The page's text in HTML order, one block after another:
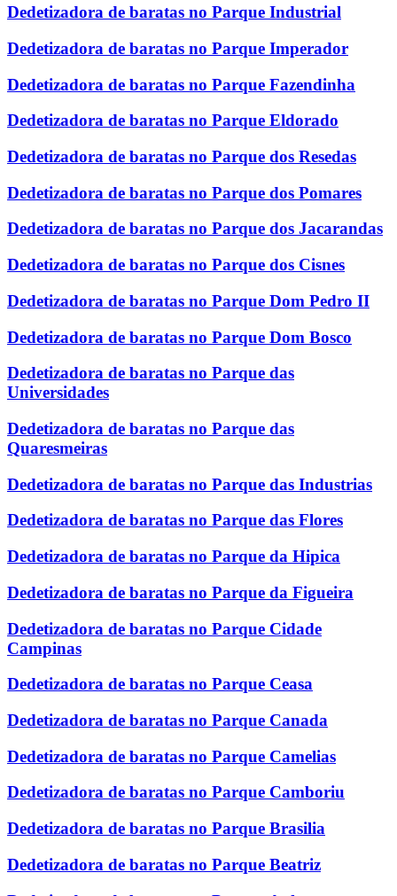
Dedetizadora de baratas no Parque Industrial
Dedetizadora de baratas no Parque Imperador
Dedetizadora de baratas no Parque Fazendinha
Dedetizadora de baratas no Parque Eldorado
Dedetizadora de baratas no Parque dos Resedas
Dedetizadora de baratas no Parque dos Pomares
Dedetizadora de baratas no Parque dos Jacarandas
Dedetizadora de baratas no Parque dos Cisnes
Dedetizadora de baratas no Parque Dom Pedro II
Dedetizadora de baratas no Parque Dom Bosco
Dedetizadora de baratas no Parque das
Universidades
Dedetizadora de baratas no Parque das
Quaresmeiras
Dedetizadora de baratas no Parque das Industrias
Dedetizadora de baratas no Parque das Flores
Dedetizadora de baratas no Parque da Hipica
Dedetizadora de baratas no Parque da Figueira
Dedetizadora de baratas no Parque Cidade
Campinas
Dedetizadora de baratas no Parque Ceasa
Dedetizadora de baratas no Parque Canada
Dedetizadora de baratas no Parque Camelias
Dedetizadora de baratas no Parque Camboriu
Dedetizadora de baratas no Parque Brasilia
Dedetizadora de baratas no Parque Beatriz